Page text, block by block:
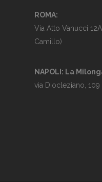
ROMA:
Via Atto Vanucci
Camillo)
NAPOLI: La
via Diocleziano, 109